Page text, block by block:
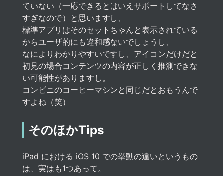
ていない（一応できるとはいえサポートしてなさ
すぎなので）と思いますし、
標準アプリはそのセットちゃんと表示されている
からユーザ的にも違和感ないでしょうし、
なによりわかりやすいですし、アイコンだけだと
初見の場合コンテンツの内容が正しく推測できな
い可能性がありますし。
コンビニのコーヒーマシンと同じだとおもうんで
すよね（笑）
そのほかTips
iPad における iOS 10 での挙動の違いというもの
は、実はも1つあって。